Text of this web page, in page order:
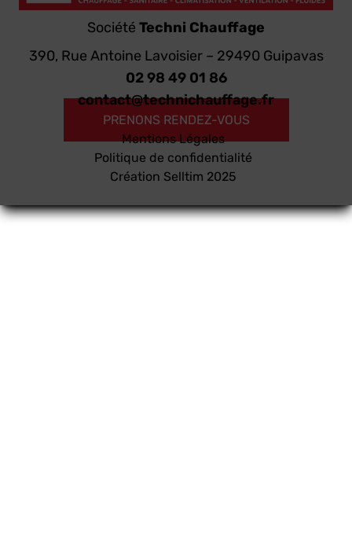
Société Techni Chauffage
390, Rue Antoine Lavoisier – 29490 Guipavas
02 98 49 01 86
contact@technichauffage.fr
PRENONS RENDEZ-VOUS
Mentions Légales
Politique de confidentialité
Création Selltim 2025